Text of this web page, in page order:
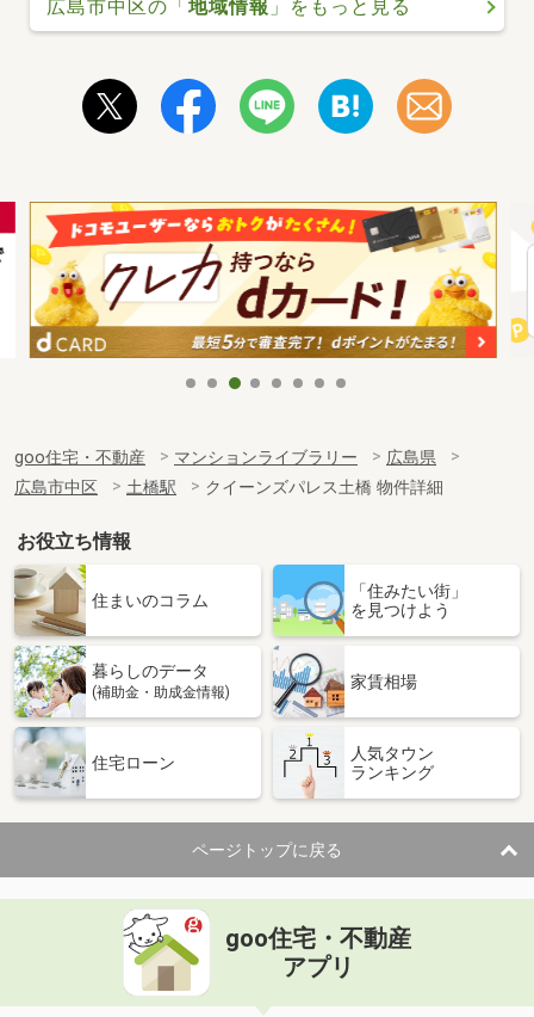
広島市中区の「地域情報 」をもっと見る
goo住宅・不動産 マンションライブラリー
広島県
広島市中区
土橋駅 クイーンズパレス土橋 物件詳細
お役立ち情報
住まいのコラム
「住みたい街」
を見つけよう
暮らしのデータ
(補助金・助成金情報)
家賃相場
住宅ローン
人気タウン
ランキング
ページトップに戻る
goo住宅・不動産
アプリ